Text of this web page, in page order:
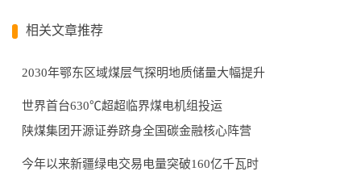
相关文章推荐
2030年鄂东区域煤层气探明地质储量大幅提升
世界首台630℃超超临界煤电机组投运
陕煤集团开源证券跻身全国碳金融核心阵营
今年以来新疆绿电交易电量突破160亿千瓦时